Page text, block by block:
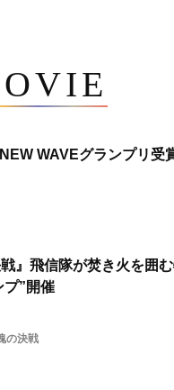
WAVEグランプリ
戦』飛信隊が焚き火を囲
プ”開催
の決戦